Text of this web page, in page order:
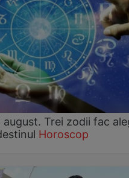
Trei zodii fac
Horoscop